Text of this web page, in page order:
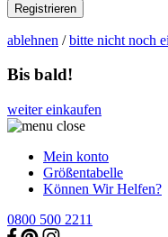
Registrieren
ablehnen /bitte nicht noch
Bis bald!
weiter einkaufen
Mein konto
Größentabelle
Können Wir Helfen?
0800 500 2211